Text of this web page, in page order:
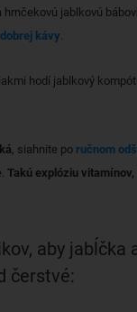
hrnčekovú jablkovú
kávy
hodí jablkový
, siahnite po ručnom
Takú explóziu
aby jabĺčka
čerstvé: